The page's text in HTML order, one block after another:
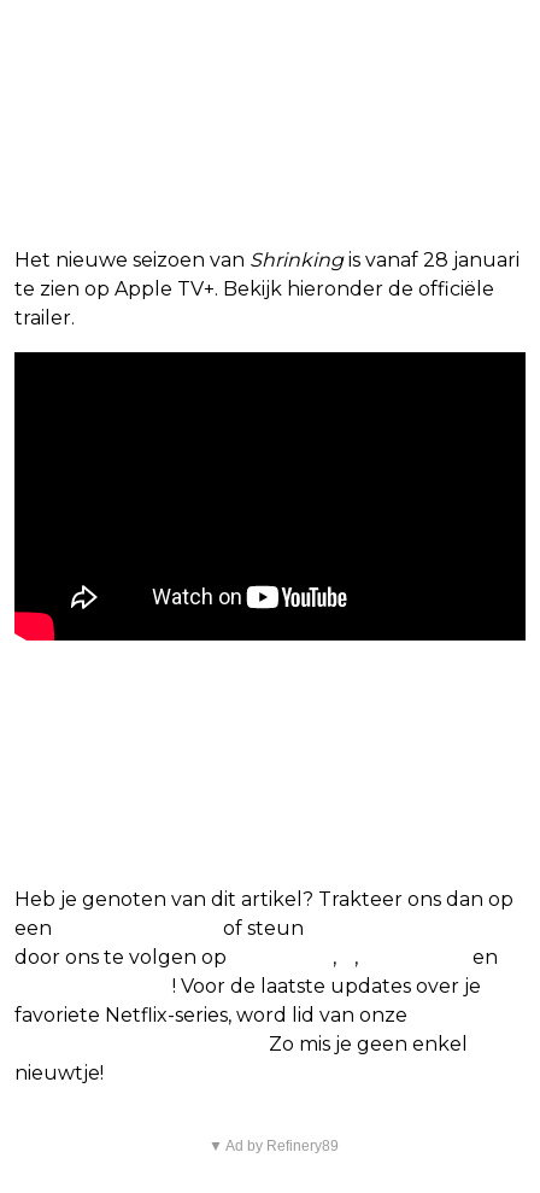
Het nieuwe seizoen van Shrinkingis vanaf 28 januari
te zien op Apple TV+. Bekijk hieronder de officiële
trailer.
Heb je genoten van dit artikel? Trakteer ons dan op
een
of steun
door ons te volgen op
, ,
en
! Voor de laatste updates over je
favoriete Netflix-series, word lid van onze
Zo mis je geen enkel
nieuwtje!
▼ Ad by Refinery89